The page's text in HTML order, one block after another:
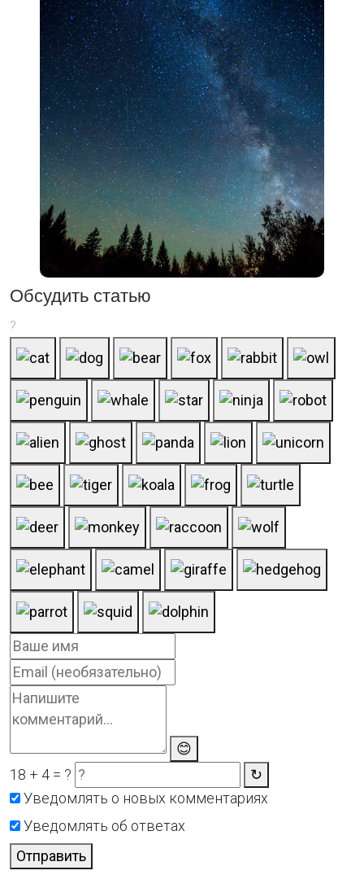
Обсудить статью
?
😊
18 + 4 = ?
↻
Уведомлять о новых комментариях
Уведомлять об ответах
Отправить